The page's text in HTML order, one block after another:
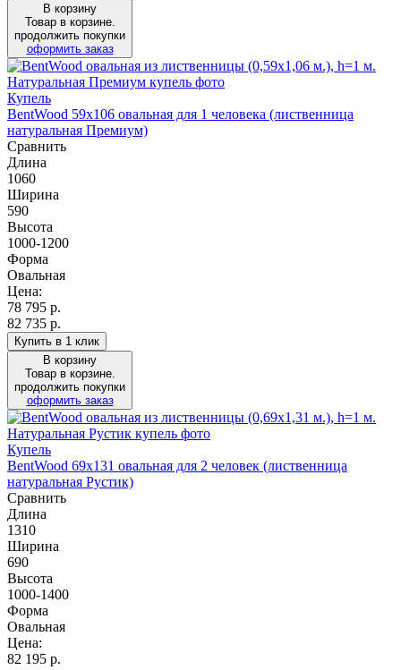
В корзину
Товар в корзине.
продолжить покупки
оформить заказ
Купель
BentWood 59х106 овальная для 1 человека (лиственница
натуральная Премиум)
Сравнить
Длина
1060
Ширина
590
Высота
1000-1200
Форма
Овальная
Цена:
78 795 р.
82 735 р.
Купить в 1 клик
В корзину
Товар в корзине.
продолжить покупки
оформить заказ
Купель
BentWood 69х131 овальная для 2 человек (лиственница
натуральная Рустик)
Сравнить
Длина
1310
Ширина
690
Высота
1000-1400
Форма
Овальная
Цена:
82 195 р.